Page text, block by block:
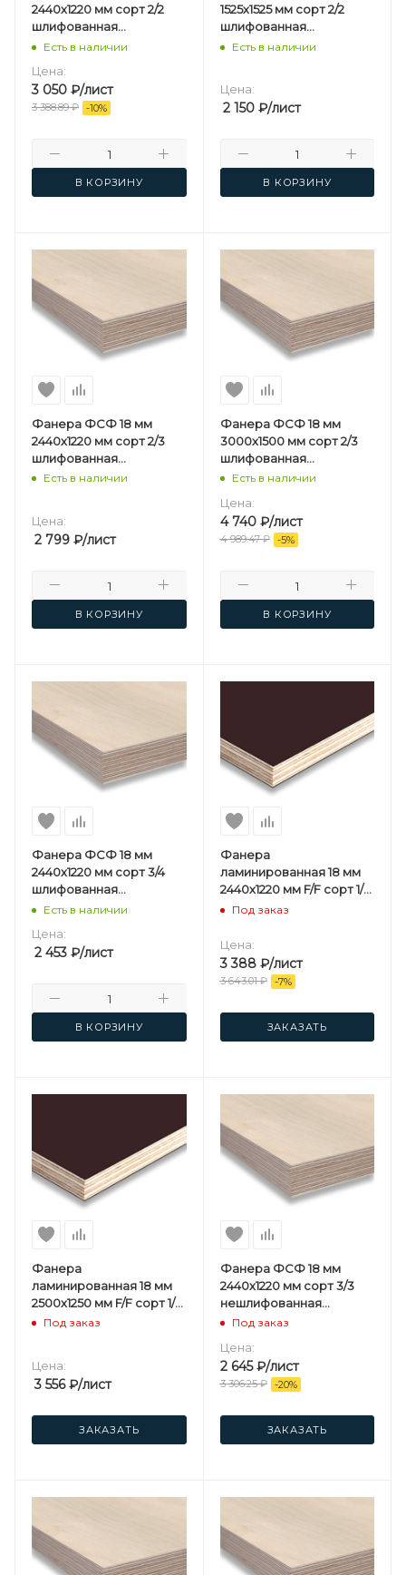
2440х1220 мм сорт 2/2
шлифованная
березовая
Есть в наличии
Цена:
3 050 ₽/лист
3 388.89₽ -10%
В КОРЗИНУ
1525х1525 мм сорт 2/2
шлифованная
березовая
Есть в наличии
Цена:
2 150₽/лист
В КОРЗИНУ
Фанера ФСФ 18 мм
2440х1220 мм сорт 2/3
шлифованная
березовая
Есть в наличии
Цена:
2 799 ₽/лист
В КОРЗИНУ
Фанера ФСФ 18 мм
3000х1500 мм сорт 2/3
шлифованная
березовая
Есть в наличии
Цена:
4 740₽/лист
4 989.47₽ -5%
В КОРЗИНУ
Фанера ФСФ 18 мм
2440х1220 мм сорт 3/4
шлифованная
березовая
Есть в наличии
Цена:
2 453 ₽/лист
В КОРЗИНУ
Фанера
ламинированная 18 мм
2440х1220 мм F/F сорт 1/1
березовая SVEZA-DECK
Под заказ
Цена:
3 388₽/лист
3 643.01₽ -7%
ЗАКАЗАТЬ
Фанера
ламинированная 18 мм
2500х1250 мм F/F сорт 1/1
березовая
Под заказ
Цена:
3 556₽/лист
ЗАКАЗАТЬ
Фанера ФСФ 18 мм
2440х1220 мм сорт 3/3
нешлифованная
хвойная
Под заказ
Цена:
2 645₽/лист
3 306.25₽ -20%
ЗАКАЗАТЬ